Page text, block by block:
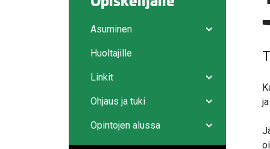
Asuminen
Huoltajille
Avaa/sulje
Linkit
Avaa/sulje
Ohjaus ja tuki
Avaa/sulje
Opintojen alussa